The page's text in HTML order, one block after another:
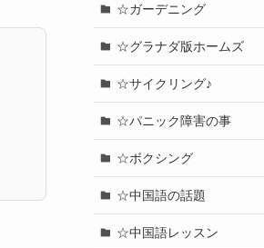
☆ガーデニング
☆グラナダ版ホームズ
☆サイクリング♪
☆パニック障害の事
☆ボクシング
☆中国語の話題
☆中国語レッスン